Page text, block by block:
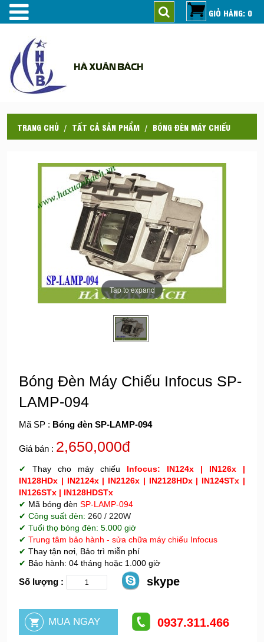
HÀ XUÂN BÁCH
TRANG CHỦ TẤT CẢ SẢN PHẨM BÓNG ĐÈN MÁY CHIẾU
Tap to expand
Bóng Đèn Máy Chiếu Infocus SP-
LAMP-094
Mã SP : Bóng đèn SP-LAMP-094
Giá bán : 2,650,000đ
✔ Thay cho máy chiếu Infocus: IN124x | IN126x |
IN128HDx | IN2124x | IN2126x | IN2128HDx | IN124STx |
IN126STx | IN128HDSTx
✔ Mã bóng đèn SP-LAMP-094
✔ Công suất đèn: 260 / 220W
✔ Tuổi thọ bóng đèn: 5.000 giờ
✔ Trung tâm bảo hành - sửa chữa máy chiếu Infocus
✔ Thay tận nơi, Bảo trì miễn phí
✔ Bảo hành: 04 tháng hoặc 1.000 giờ
Số lượng : skype
0937.311.466
GIỎ HÀNG: 0